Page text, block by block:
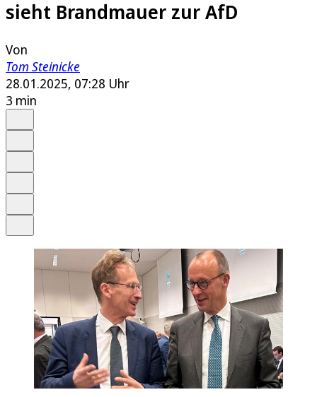
sieht Brandmauer zur AfD
Von
Tom Steinicke
28.01.2025, 07:28 Uhr
3 min